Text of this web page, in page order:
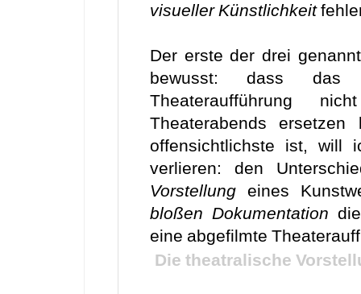
visueller Künstlichkeit
Der erste der drei
bewusst: dass das
Theateraufführung
Theaterabends
offensichtlichste ist, will
verlieren: den
Vorstellung eines
bloßen Dokumentation
eine abgefilmte
Die theatralische